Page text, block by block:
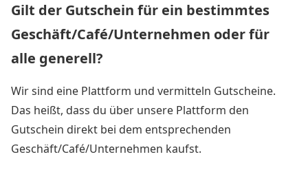
Gilt der Gutschein für ein bestimmtes
Geschäft/Café/Unternehmen oder für
alle generell?
Wir sind eine Plattform und vermitteln Gutscheine.
Das heißt, dass du über unsere Plattform den
Gutschein direkt bei dem entsprechenden
Geschäft/Café/Unternehmen kaufst.